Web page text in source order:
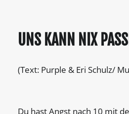
DISKOGRAFIE
UNS KANN NIX
(Text: Purple & Eri Schulz/
Du hast Angst nach 10 mit